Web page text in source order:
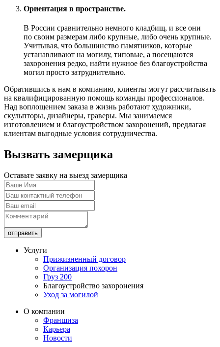
Ориентация в пространстве.
В России сравнительно немного кладбищ, и все они
по своим размерам либо крупные, либо очень крупные.
Учитывая, что большинство памятников, которые
устанавливают на могилу, типовые, а посещаются
захоронения редко, найти нужное без благоустройства
могил просто затруднительно.
Обратившись к нам в компанию, клиенты могут рассчитывать
на квалифицированную помощь команды профессионалов.
Над воплощением заказа в жизнь работают художники,
скульпторы, дизайнеры, граверы. Мы занимаемся
изготовлением и благоустройством захоронений, предлагая
клиентам выгодные условия сотрудничества.
Вызвать замерщика
Оставьте заявку на выезд замерщика
отправить
Услуги
Прижизненный договор
Организация похорон
Груз 200
Благоустройство захоронения
Уход за могилой
О компании
Франшиза
Карьера
Новости